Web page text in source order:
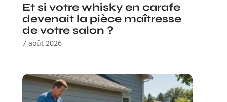
Et si votre whisky en carafe
devenait la pièce maîtresse
de votre salon ?
7 août 2026